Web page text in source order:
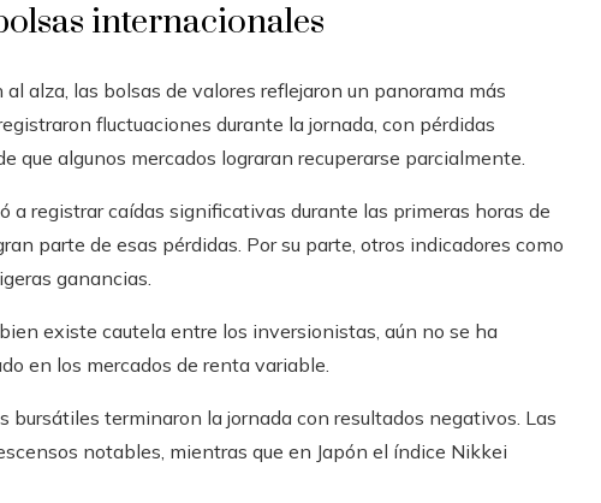
internacionales
alza, las bolsas de valores reflejaron un panorama más
fluctuaciones durante la jornada, con pérdidas
que algunos mercados lograran recuperarse parcialmente.
a registrar caídas significativas durante las primeras horas de
parte de esas pérdidas. Por su parte, otros indicadores como
ganancias.
existe cautela entre los inversionistas, aún no se ha
en los mercados de renta variable.
bursátiles terminaron la jornada con resultados negativos. Las
notables, mientras que en Japón el índice Nikkei